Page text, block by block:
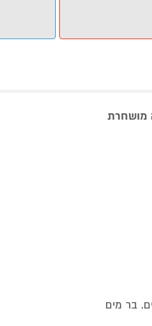
ישיר לברז מים, מיכל מילוי נסתר עד 4.2 ליטרים. בר מים